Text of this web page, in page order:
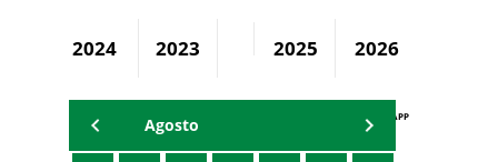
2024 2023 2025 2026
AGENDA PAPP
Agosto